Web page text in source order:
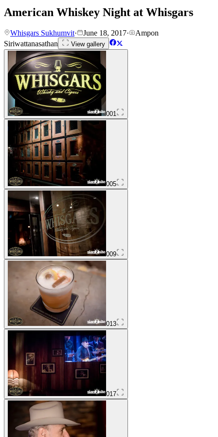
American Whiskey Night at Whisgars
Whisgars Sukhumvit· June 18, 2017·
Ampon
Siriwattanasathan
View gallery
001
005
009
013
017